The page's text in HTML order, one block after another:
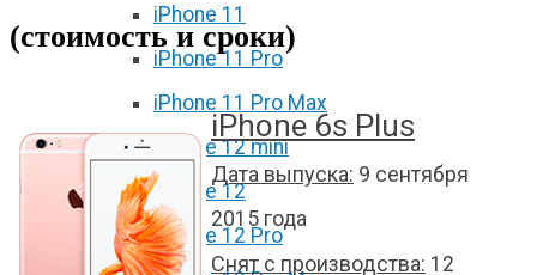
iPhone 11
iPhone 11 Pro
iPhone 11 Pro Max
iPhone 12 mini
iPhone 12
iPhone 12 Pro
(стоимость и сроки)
iPhone 6s Plus
Дата выпуска: 9 сентября
2015 года
Снят с производства: 12